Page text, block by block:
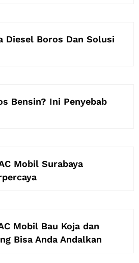
Diesel Boros Dan Solusi
Bensin? Ini Penyebab
Mobil Surabaya
Mobil Bau Koja dan
Bisa Anda Andalkan